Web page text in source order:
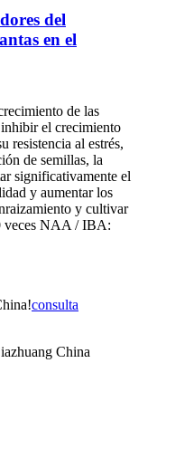
del
en el
de las
el crecimiento
resistencia al estrés,
de semillas, la
significativamente el
y aumentar los
y cultivar
veces NAA / IBA:
consulta
China